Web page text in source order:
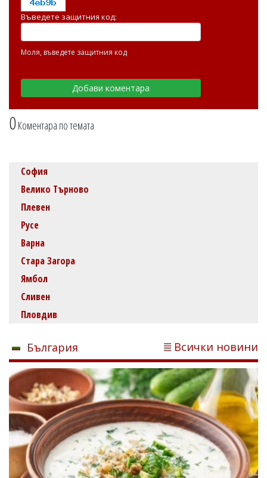
0Коментара по темата
Въведете защитния код:
Моля, въведете защитния код
София
Велико Търново
Плевен
Русе
Варна
Стара Загора
Ямбол
Сливен
Пловдив
България Всички новини